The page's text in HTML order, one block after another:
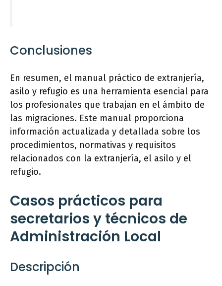
Conclusiones
En resumen, el manual práctico de extranjería,
asilo y refugio es una herramienta esencial para
los profesionales que trabajan en el ámbito de
las migraciones. Este manual proporciona
información actualizada y detallada sobre los
procedimientos, normativas y requisitos
relacionados con la extranjería, el asilo y el
refugio.
Casos prácticos para
secretarios y técnicos de
Administración Local
Descripción